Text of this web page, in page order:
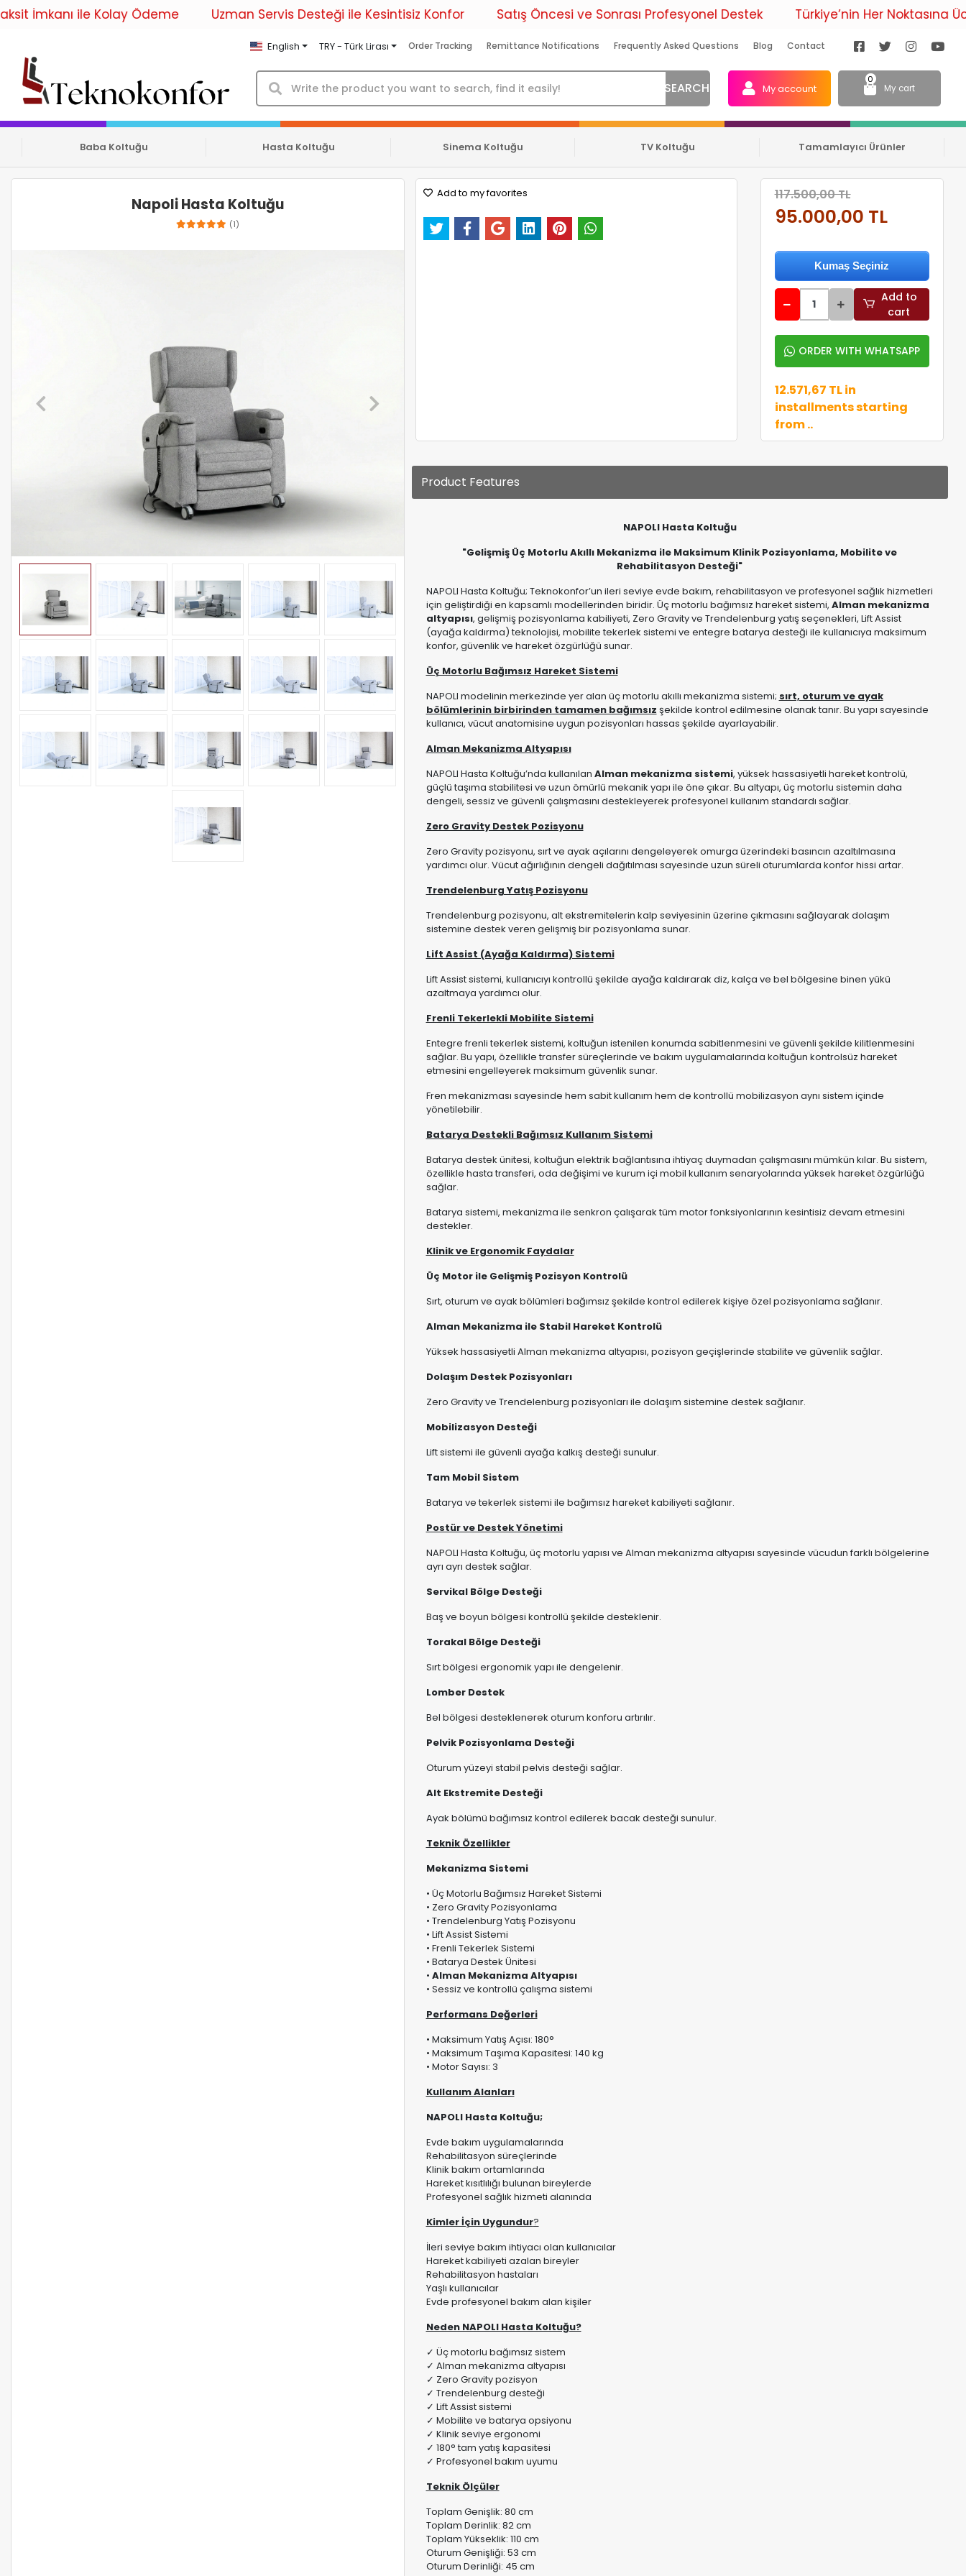
Kolay Ödeme Uzman Servis Desteği ile Kesintisiz Konfor Satış Öncesi ve Sonrası Profesyonel Destek Türkiye’nin Her Noktasına Ücretsiz
English TRY - Türk Lirası Order Tracking Remittance Notifications Frequently Asked Questions Blog Contact
SEARCH My account My cart
0
Baba Koltuğu Hasta Koltuğu Sinema Koltuğu TV Koltuğu Tamamlayıcı Ürünler
Napoli Hasta Koltuğu
(1)
Add to my favorites 117.500,00 TL
95.000,00 TL
Kumaş Seçiniz
Add to
cart
ORDER WITH WHATSAPP
12.571,67 TL in
installments starting
from ..
Product Features
NAPOLI Hasta Koltuğu
"Gelişmiş Üç Motorlu Akıllı Mekanizma ile Maksimum Klinik Pozisyonlama, Mobilite ve
Rehabilitasyon Desteği"
NAPOLI Hasta Koltuğu; Teknokonfor’un ileri seviye evde bakım, rehabilitasyon ve profesyonel sağlık hizmetleri
için geliştirdiği en kapsamlı modellerinden biridir. Üç motorlu bağımsız hareket sistemi, Alman mekanizma
altyapısı, gelişmiş pozisyonlama kabiliyeti, Zero Gravity ve Trendelenburg yatış seçenekleri, Lift Assist
(ayağa kaldırma) teknolojisi, mobilite tekerlek sistemi ve entegre batarya desteği ile kullanıcıya maksimum
konfor, güvenlik ve hareket özgürlüğü sunar.
Üç Motorlu Bağımsız Hareket Sistemi
NAPOLI modelinin merkezinde yer alan üç motorlu akıllı mekanizma sistemi; sırt, oturum ve ayak
bölümlerinin birbirinden tamamen bağımsız şekilde kontrol edilmesine olanak tanır. Bu yapı sayesinde
kullanıcı, vücut anatomisine uygun pozisyonları hassas şekilde ayarlayabilir.
Alman Mekanizma Altyapısı
NAPOLI Hasta Koltuğu’nda kullanılan Alman mekanizma sistemi, yüksek hassasiyetli hareket kontrolü,
güçlü taşıma stabilitesi ve uzun ömürlü mekanik yapı ile öne çıkar. Bu altyapı, üç motorlu sistemin daha
dengeli, sessiz ve güvenli çalışmasını destekleyerek profesyonel kullanım standardı sağlar.
Zero Gravity Destek Pozisyonu
Zero Gravity pozisyonu, sırt ve ayak açılarını dengeleyerek omurga üzerindeki basıncın azaltılmasına
yardımcı olur. Vücut ağırlığının dengeli dağıtılması sayesinde uzun süreli oturumlarda konfor hissi artar.
Trendelenburg Yatış Pozisyonu
Trendelenburg pozisyonu, alt ekstremitelerin kalp seviyesinin üzerine çıkmasını sağlayarak dolaşım
sistemine destek veren gelişmiş bir pozisyonlama sunar.
Lift Assist (Ayağa Kaldırma) Sistemi
Lift Assist sistemi, kullanıcıyı kontrollü şekilde ayağa kaldırarak diz, kalça ve bel bölgesine binen yükü
azaltmaya yardımcı olur.
Frenli Tekerlekli Mobilite Sistemi
Entegre frenli tekerlek sistemi, koltuğun istenilen konumda sabitlenmesini ve güvenli şekilde kilitlenmesini
sağlar. Bu yapı, özellikle transfer süreçlerinde ve bakım uygulamalarında koltuğun kontrolsüz hareket
etmesini engelleyerek maksimum güvenlik sunar.
Fren mekanizması sayesinde hem sabit kullanım hem de kontrollü mobilizasyon aynı sistem içinde
yönetilebilir.
Batarya Destekli Bağımsız Kullanım Sistemi
Batarya destek ünitesi, koltuğun elektrik bağlantısına ihtiyaç duymadan çalışmasını mümkün kılar. Bu sistem,
özellikle hasta transferi, oda değişimi ve kurum içi mobil kullanım senaryolarında yüksek hareket özgürlüğü
sağlar.
Batarya sistemi, mekanizma ile senkron çalışarak tüm motor fonksiyonlarının kesintisiz devam etmesini
destekler.
Klinik ve Ergonomik Faydalar
Üç Motor ile Gelişmiş Pozisyon Kontrolü
Sırt, oturum ve ayak bölümleri bağımsız şekilde kontrol edilerek kişiye özel pozisyonlama sağlanır.
Alman Mekanizma ile Stabil Hareket Kontrolü
Yüksek hassasiyetli Alman mekanizma altyapısı, pozisyon geçişlerinde stabilite ve güvenlik sağlar.
Dolaşım Destek Pozisyonları
Zero Gravity ve Trendelenburg pozisyonları ile dolaşım sistemine destek sağlanır.
Mobilizasyon Desteği
Lift sistemi ile güvenli ayağa kalkış desteği sunulur.
Tam Mobil Sistem
Batarya ve tekerlek sistemi ile bağımsız hareket kabiliyeti sağlanır.
Postür ve Destek Yönetimi
NAPOLI Hasta Koltuğu, üç motorlu yapısı ve Alman mekanizma altyapısı sayesinde vücudun farklı bölgelerine
ayrı ayrı destek sağlar.
Servikal Bölge Desteği
Baş ve boyun bölgesi kontrollü şekilde desteklenir.
Torakal Bölge Desteği
Sırt bölgesi ergonomik yapı ile dengelenir.
Lomber Destek
Bel bölgesi desteklenerek oturum konforu artırılır.
Pelvik Pozisyonlama Desteği
Oturum yüzeyi stabil pelvis desteği sağlar.
Alt Ekstremite Desteği
Ayak bölümü bağımsız kontrol edilerek bacak desteği sunulur.
Teknik Özellikler
Mekanizma Sistemi
• Üç Motorlu Bağımsız Hareket Sistemi
• Zero Gravity Pozisyonlama
• Trendelenburg Yatış Pozisyonu
• Lift Assist Sistemi
• Frenli Tekerlek Sistemi
• Batarya Destek Ünitesi
• Alman Mekanizma Altyapısı
• Sessiz ve kontrollü çalışma sistemi
Performans Değerleri
• Maksimum Yatış Açısı: 180°
• Maksimum Taşıma Kapasitesi: 140 kg
• Motor Sayısı: 3
Kullanım Alanları
NAPOLI Hasta Koltuğu;
Evde bakım uygulamalarında
Rehabilitasyon süreçlerinde
Klinik bakım ortamlarında
Hareket kısıtlılığı bulunan bireylerde
Profesyonel sağlık hizmeti alanında
Kimler İçin Uygundur?
İleri seviye bakım ihtiyacı olan kullanıcılar
Hareket kabiliyeti azalan bireyler
Rehabilitasyon hastaları
Yaşlı kullanıcılar
Evde profesyonel bakım alan kişiler
Neden NAPOLI Hasta Koltuğu?
✓ Üç motorlu bağımsız sistem
✓ Alman mekanizma altyapısı
✓ Zero Gravity pozisyon
✓ Trendelenburg desteği
✓ Lift Assist sistemi
✓ Mobilite ve batarya opsiyonu
✓ Klinik seviye ergonomi
✓ 180° tam yatış kapasitesi
✓ Profesyonel bakım uyumu
Teknik Ölçüler
Toplam Genişlik: 80 cm
Toplam Derinlik: 82 cm
Toplam Yükseklik: 110 cm
Oturum Genişliği: 53 cm
Oturum Derinliği: 45 cm